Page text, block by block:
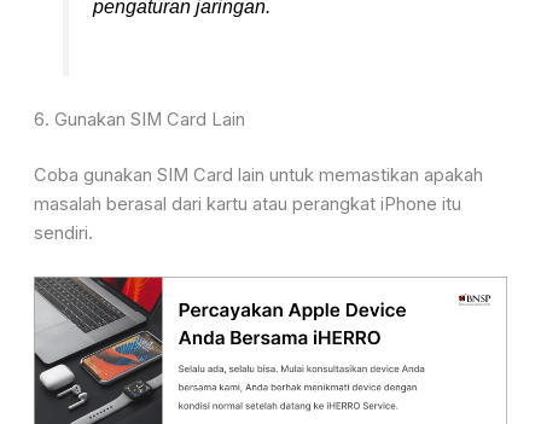
pengaturan jaringan.
6. Gunakan SIM Card Lain
Coba gunakan SIM Card lain untuk memastikan apakah
masalah berasal dari kartu atau perangkat iPhone itu
sendiri.